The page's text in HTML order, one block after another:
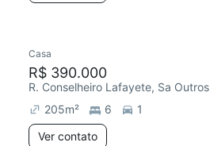
Casa
R$ 390.000
R. Conselheiro Lafayete, Sa Outros
205m² 6
1
Ver contato